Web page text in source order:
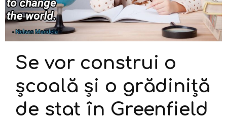
Se vor construi o
școală și o grădiniță
de stat în Greenfield